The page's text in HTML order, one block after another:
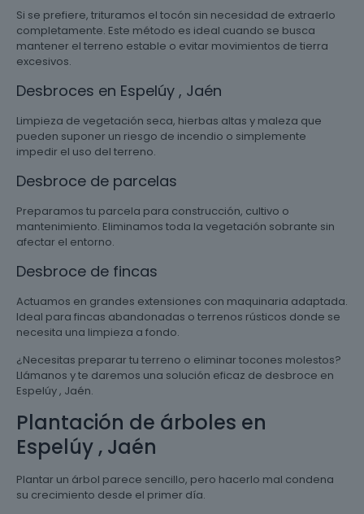
Si se prefiere, trituramos el tocón sin necesidad de extraerlo
completamente. Este método es ideal cuando se busca
mantener el terreno estable o evitar movimientos de tierra
excesivos.
Desbroces en Espelúy , Jaén
Limpieza de vegetación seca, hierbas altas y maleza que
pueden suponer un riesgo de incendio o simplemente
impedir el uso del terreno.
Desbroce de parcelas
Preparamos tu parcela para construcción, cultivo o
mantenimiento. Eliminamos toda la vegetación sobrante sin
afectar el entorno.
Desbroce de fincas
Actuamos en grandes extensiones con maquinaria adaptada.
Ideal para fincas abandonadas o terrenos rústicos donde se
necesita una limpieza a fondo.
¿Necesitas preparar tu terreno o eliminar tocones molestos?
Llámanos y te daremos una solución eficaz de desbroce en
Espelúy , Jaén.
Plantación de árboles en
Espelúy , Jaén
Plantar un árbol parece sencillo, pero hacerlo mal condena
su crecimiento desde el primer día.